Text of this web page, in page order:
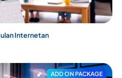
Internetan
ADD ON PACKAGE